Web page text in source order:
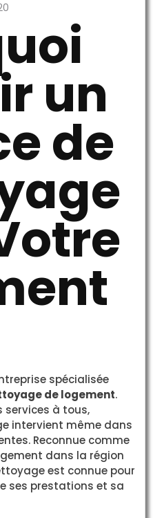
un
de
spécialisée
de logement.
services à tous,
intervient même dans
Reconnue comme
dans la région
est connue pour
ses prestations et sa